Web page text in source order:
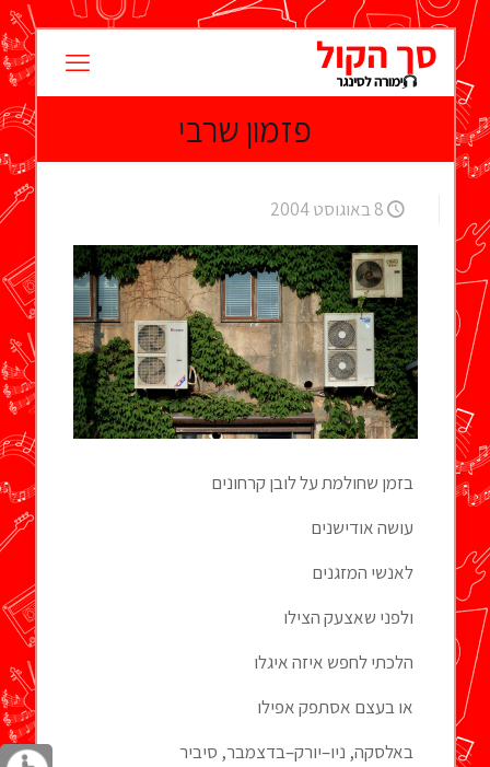
פזמון שרבי
8 באוגוסט 2004
בזמן שחולמת על לובן קרחונים
עושה אודישנים
לאנשי המזגנים
ולפני שאצעק הצילו
הלכתי לחפש איזה איגלו
או בעצם אסתפק אפילו
באלסקה, ניו–יורק–בדצמבר, סיביר